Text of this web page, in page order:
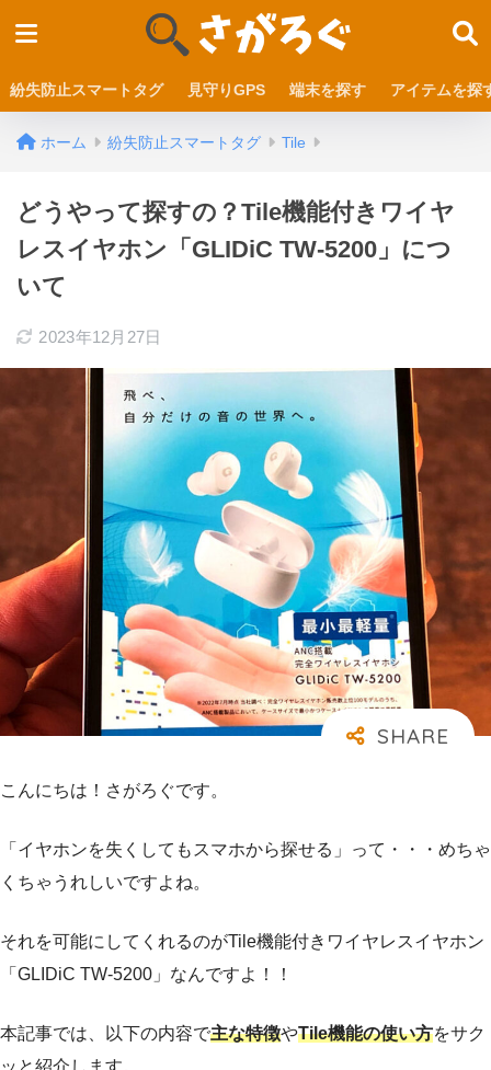
紛失防止スマートタグ 見守りGPS 端末を探す アイテムを探
ホーム 紛失防止スマートタグ Tile
どうやって探すの？Tile機能付きワイヤ
レスイヤホン「GLIDiC TW-5200」につ
いて
2023年12月27日
こんにちは！さがろぐです。
「イヤホンを失くしてもスマホから探せる」って・・・めちゃ
くちゃうれしいですよね。
それを可能にしてくれるのがTile機能付きワイヤレスイヤホン
「GLIDiC TW-5200」なんですよ！！
本記事では、以下の内容で主な特徴やTile機能の使い方をサク
ッと紹介します。